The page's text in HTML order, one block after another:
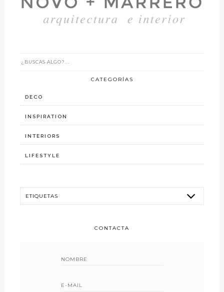
CATEGORÍAS
DECO
INSPIRATION
INTERIORS
LIFESTYLE
CONTACTA